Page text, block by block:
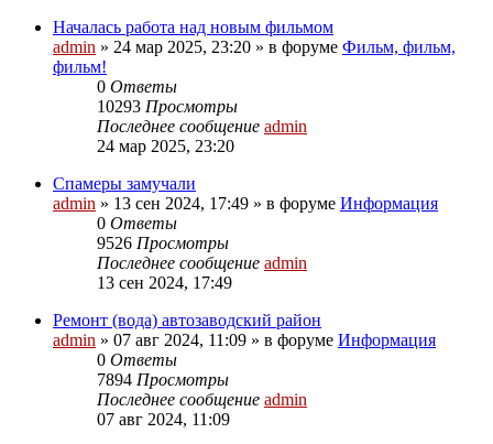
Началась работа над новым фильмом
admin » 24 мар 2025, 23:20 » в форуме Фильм, фильм,
фильм!
0 Ответы
10293 Просмотры
Последнее сообщение admin
24 мар 2025, 23:20
Спамеры замучали
admin » 13 сен 2024, 17:49 » в форуме Информация
0 Ответы
9526 Просмотры
Последнее сообщение admin
13 сен 2024, 17:49
Ремонт (вода) автозаводский район
admin » 07 авг 2024, 11:09 » в форуме Информация
0 Ответы
7894 Просмотры
Последнее сообщение admin
07 авг 2024, 11:09